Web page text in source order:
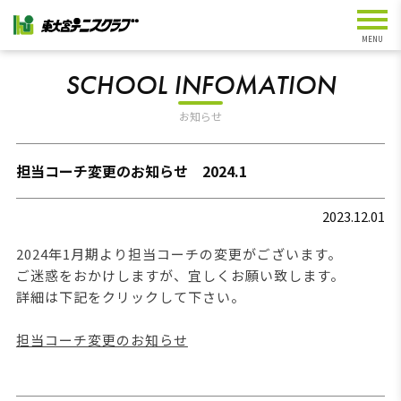
SCHOOL INFOMATION
お知らせ
担当コーチ変更のお知らせ 2024.1
2023.12.01
2024年1月期より担当コーチの変更がございます。
ご迷惑をおかけしますが、宜しくお願い致します。
詳細は下記をクリックして下さい。
担当コーチ変更のお知らせ